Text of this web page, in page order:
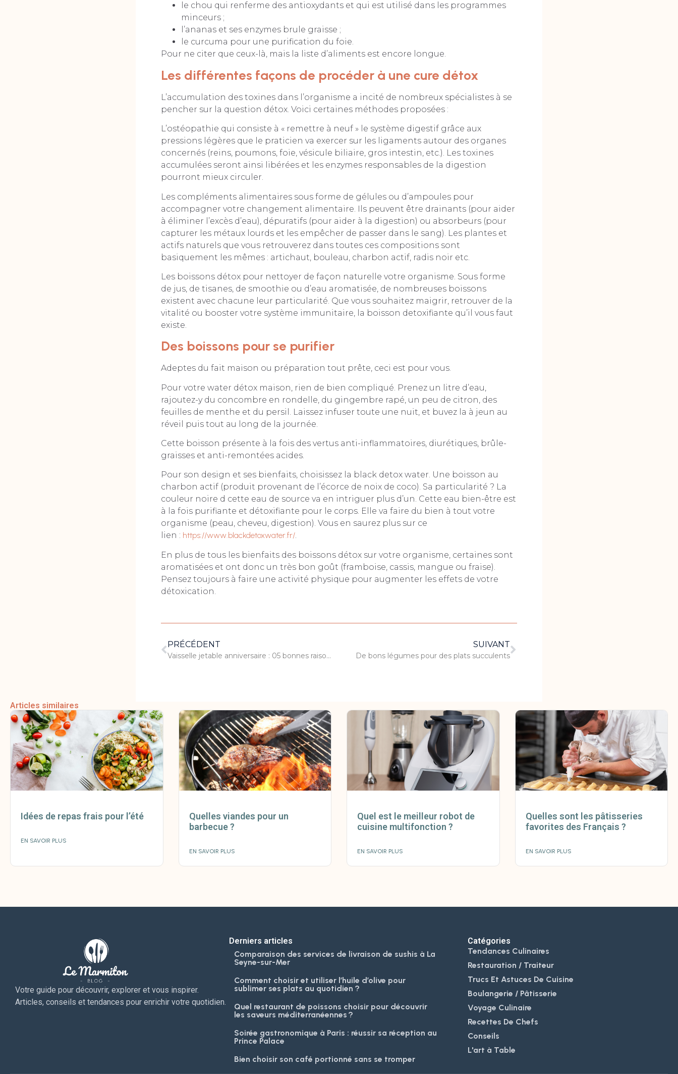
le chou qui renferme des antioxydants et qui est utilisé dans les programmes
minceurs ;
l’ananas et ses enzymes brule graisse ;
le curcuma pour une purification du foie.
Pour ne citer que ceux-là, mais la liste d’aliments est encore longue.
Les différentes façons de procéder à une cure détox
L’accumulation des toxines dans l’organisme a incité de nombreux spécialistes à se
pencher sur la question détox. Voici certaines méthodes proposées :
L’ostéopathie qui consiste à « remettre à neuf » le système digestif grâce aux
pressions légères que le praticien va exercer sur les ligaments autour des organes
concernés (reins, poumons, foie, vésicule biliaire, gros intestin, etc.). Les toxines
accumulées seront ainsi libérées et les enzymes responsables de la digestion
pourront mieux circuler.
Les compléments alimentaires sous forme de gélules ou d’ampoules pour
accompagner votre changement alimentaire. Ils peuvent être drainants (pour aider
à éliminer l’excès d’eau), dépuratifs (pour aider à la digestion) ou absorbeurs (pour
capturer les métaux lourds et les empêcher de passer dans le sang). Les plantes et
actifs naturels que vous retrouverez dans toutes ces compositions sont
basiquement les mêmes : artichaut, bouleau, charbon actif, radis noir etc.
Les boissons détox pour nettoyer de façon naturelle votre organisme. Sous forme
de jus, de tisanes, de smoothie ou d’eau aromatisée, de nombreuses boissons
existent avec chacune leur particularité. Que vous souhaitez maigrir, retrouver de la
vitalité ou booster votre système immunitaire, la boisson detoxifiante qu’il vous faut
existe.
Des boissons pour se purifier
Adeptes du fait maison ou préparation tout prête, ceci est pour vous.
Pour votre water détox maison, rien de bien compliqué. Prenez un litre d’eau,
rajoutez-y du concombre en rondelle, du gingembre rapé, un peu de citron, des
feuilles de menthe et du persil. Laissez infuser toute une nuit, et buvez la à jeun au
réveil puis tout au long de la journée.
Cette boisson présente à la fois des vertus anti-inflammatoires, diurétiques, brûle-
graisses et anti-remontées acides.
Pour son design et ses bienfaits, choisissez la black detox water. Une boisson au
charbon actif (produit provenant de l’écorce de noix de coco). Sa particularité ? La
couleur noire d cette eau de source va en intriguer plus d’un. Cette eau bien-être est
à la fois purifiante et détoxifiante pour le corps. Elle va faire du bien à tout votre
organisme (peau, cheveu, digestion). Vous en saurez plus sur ce
lien : https://www.blackdetoxwater.fr/.
En plus de tous les bienfaits des boissons détox sur votre organisme, certaines sont
aromatisées et ont donc un très bon goût (framboise, cassis, mangue ou fraise).
Pensez toujours à faire une activité physique pour augmenter les effets de votre
détoxication.
PRÉCÉDENT
Vaisselle jetable anniversaire : 05 bonnes raisons de l’adopter
SUIVANT
De bons légumes pour des plats succulents
Articles similaires
Idées de repas frais pour l’été
EN SAVOIR PLUS
Quelles viandes pour un
barbecue ?
EN SAVOIR PLUS
Quel est le meilleur robot de
cuisine multifonction ?
EN SAVOIR PLUS
Quelles sont les pâtisseries
favorites des Français ?
EN SAVOIR PLUS
Votre guide pour découvrir, explorer et vous inspirer.
Articles, conseils et tendances pour enrichir votre quotidien.
Derniers articles
Comparaison des services de livraison de sushis à La
Seyne-sur-Mer
Comment choisir et utiliser l’huile d’olive pour
sublimer ses plats au quotidien ?
Quel restaurant de poissons choisir pour découvrir
les saveurs méditerranéennes ?
Soirée gastronomique à Paris : réussir sa réception au
Prince Palace
Bien choisir son café portionné sans se tromper
Catégories
Tendances Culinaires
Restauration / Traiteur
Trucs Et Astuces De Cuisine
Boulangerie / Pâtisserie
Voyage Culinaire
Recettes De Chefs
Conseils
L'art à Table